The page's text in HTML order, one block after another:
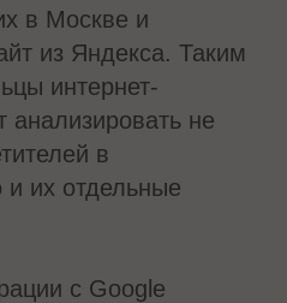
в Москве и
из Яндекса. Таким
интернет-
анализировать не
в
и их отдельные
с Google